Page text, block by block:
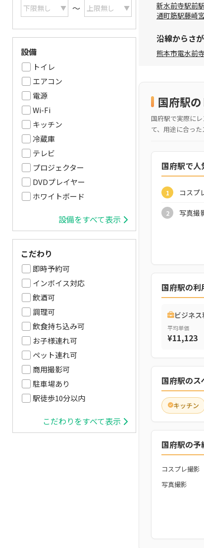
〜
設備
テレビ
キッチン
プロジェクター
ホワイトボード
DVDプレイヤー
トイレ
冷蔵庫
エアコン
電源
Wi-Fi
設備をすべて表示
こだわり
即時予約可
インボイス対応
駅徒歩10分以内
飲酒可
調理可
飲食持ち込み可
お子様連れ可
ペット連れ可
商用撮影可
駐車場あり
こだわりをすべて表示
新水前寺駅前駅
通町筋駅藤崎
沿線からさ
熊本市電水前
国府駅
国府駅で実際に
て、用途に合った
国府駅で
1 コスプ
2 写真撮
国府駅の利
ビジネス
平均単価
¥11,123
国府駅のス
キッチン
国府駅の
コスプレ撮影
写真撮影